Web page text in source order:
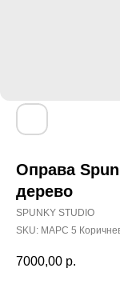
Оправа
дерево
SPUNKY STUDIO
SKU: МАРС 5
7000,00 р.